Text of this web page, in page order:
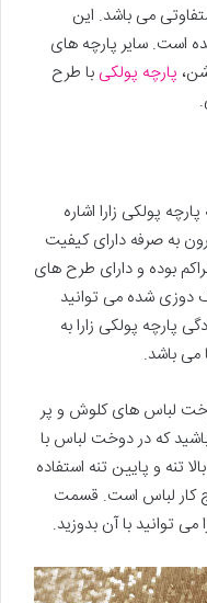
می باشد. این
است. سایر پارچه های
پارچه پولکی با طرح
پارچه پولکی زارا اشاره
به صرفه دارای کیفیت
بوده و دارای طرح های
دوزی شده می توانید
پارچه پولکی زارا به
باشد.
دوخت لباس های کلوش و پر
که در دوخت لباس با
تنه و پایین تنه استفاده
کار لباس است. قسمت
توانید با آن بدوزید.